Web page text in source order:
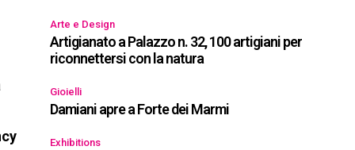
Arte e Design
Artigianato a Palazzo n. 32, 100 artigiani per
riconnettersi con la natura
Gioielli
Damiani apre a Forte dei Marmi
Exhibitions